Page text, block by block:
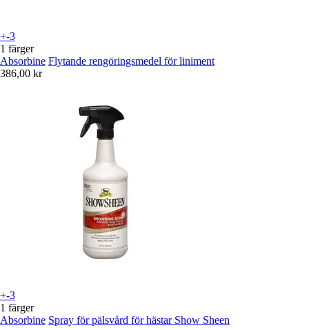
+-3
1 färger
Absorbine Flytande rengöringsmedel för liniment
386,00 kr
+-3
1 färger
Absorbine Spray för pälsvård för hästar Show Sheen